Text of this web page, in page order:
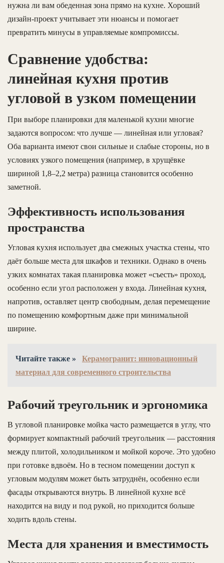
нужна ли вам обеденная зона прямо на кухне. Хороший
дизайн-проект учитывает эти нюансы и помогает
превратить минусы в управляемые компромиссы.
Сравнение удобства:
линейная кухня против
угловой в узком помещении
При выборе планировки для маленькой кухни многие
задаются вопросом: что лучше — линейная или угловая?
Оба варианта имеют свои сильные и слабые стороны, но в
условиях узкого помещения (например, в хрущёвке
шириной 1,8–2,2 метра) разница становится особенно
заметной.
Эффективность использования
пространства
Угловая кухня использует два смежных участка стены, что
даёт больше места для шкафов и техники. Однако в очень
узких комнатах такая планировка может «съесть» проход,
особенно если угол расположен у входа. Линейная кухня,
напротив, оставляет центр свободным, делая перемещение
по помещению комфортным даже при минимальной
ширине.
Читайте также »
Керамогранит: инновационный
материал для современного строительства
Рабочий треугольник и эргономика
В угловой планировке мойка часто размещается в углу, что
формирует компактный рабочий треугольник — расстояния
между плитой, холодильником и мойкой короче. Это удобно
при готовке вдвоём. Но в тесном помещении доступ к
угловым модулям может быть затруднён, особенно если
фасады открываются внутрь. В линейной кухне всё
находится на виду и под рукой, но приходится больше
ходить вдоль стены.
Места для хранения и вместимость